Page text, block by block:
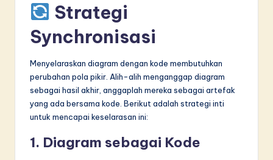
Strategi
Synchronisasi
Menyelaraskan diagram dengan kode membutuhkan
perubahan pola pikir. Alih-alih menganggap diagram
sebagai hasil akhir, anggaplah mereka sebagai artefak
yang ada bersama kode. Berikut adalah strategi inti
untuk mencapai keselarasan ini:
1. Diagram sebagai Kode